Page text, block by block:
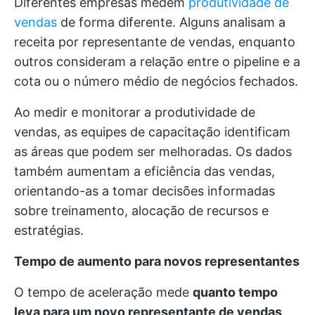
vendas de forma diferente. Alguns analisam a
receita por representante de vendas, enquanto
outros consideram a relação entre o pipeline e a
cota ou o número médio de negócios fechados.
Ao medir e monitorar a produtividade de
vendas, as equipes de capacitação identificam
as áreas que podem ser melhoradas. Os dados
também aumentam a eficiência das vendas,
orientando-as a tomar decisões informadas
sobre treinamento, alocação de recursos e
estratégias.
Tempo de aumento para novos representantes
O tempo de aceleração mede quanto tempo
leva para um novo representante de vendas